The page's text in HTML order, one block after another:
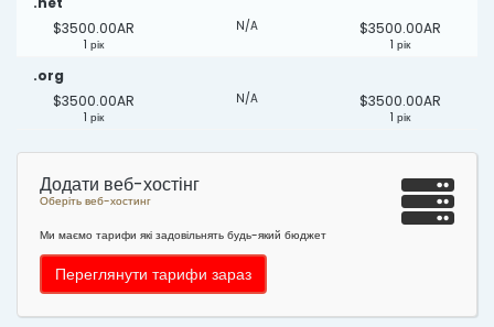
$3500.00AR
1 рік
N/A $3500.00AR
1 рік
.org
$3500.00AR
1 рік
N/A $3500.00AR
1 рік
Додати веб-хостінг
Оберіть веб-хостинг
Ми маємо тарифи які задовільнять будь-який бюджет
Переглянути тарифи зараз